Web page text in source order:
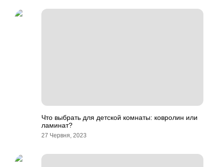
Что выбрать для детской комнаты: ковролин или
ламинат?
27 Червня, 2023